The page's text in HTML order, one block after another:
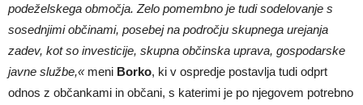
podeželskega območja. Zelo pomembno je tudi sodelovanje s
sosednjimi občinami, posebej na področju skupnega urejanja
zadev, kot so investicije, skupna občinska uprava, gospodarske
javne službe,«meni Borko, ki v ospredje postavlja tudi odprt
odnos z občankami in občani, s katerimi je po njegovem potrebno